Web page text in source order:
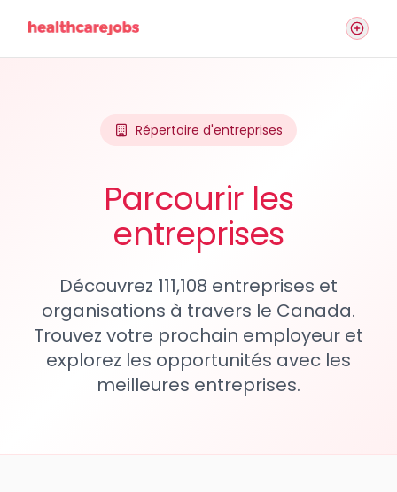
Répertoire d'entreprises
Parcourir les
entreprises
Découvrez 111,108 entreprises et
organisations à travers le Canada.
Trouvez votre prochain employeur et
explorez les opportunités avec les
meilleures entreprises.